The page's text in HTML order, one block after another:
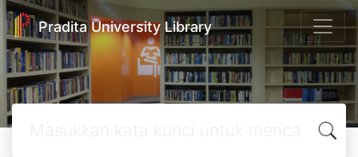
Pradita University Library